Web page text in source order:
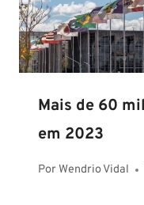
Mais de 60
em 2023
PorWendrio Vidal